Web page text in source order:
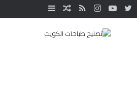
مقال ملخص
انستقرام يوتيوب تويترفيسبوك